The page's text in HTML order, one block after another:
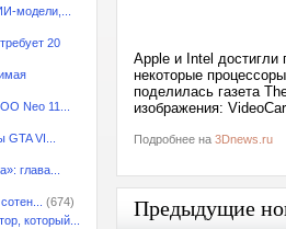
модели,...
20
Neo 11...
VI...
глава...
(674)
который...
Apple и Intel достигли
некоторые
поделилась газета
изображения:
Подробнее на 3Dnews.ru
Предыдущие